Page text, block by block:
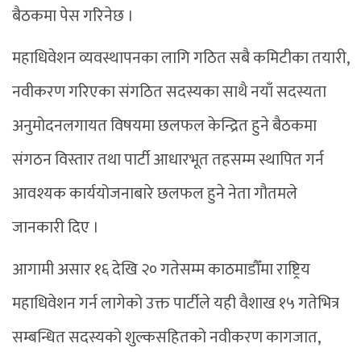
बैठकमा पेस गरिनेछ ।
महाधिवेशन व्यवस्थापनका लागि गठित सबै कमिटीका तयारी,
नवीकरण गरिएका संगठित सदस्यका साथै नयाँ सदस्यता
अनुमोदनलगायत विषयमा छलफल केन्द्रित हुने बैठकमा
संगठन विस्तार तथा पार्टी आधारभूत तहसम्म स्थापित गर्न
आवश्यक कार्ययोजनाबारे छलफल हुने नेता गौतमले
जानकारी दिए ।
आगामी असार १६ देखि २० गतेसम्म काठमाडौँमा राष्ट्रिय
महाधिवेशन गर्न लागेको उक्त पार्टीले यही वैशाख १५ गतेभित्र
सम्बन्धित सदस्यको शुल्कसहितको नवीकरण कागजात,